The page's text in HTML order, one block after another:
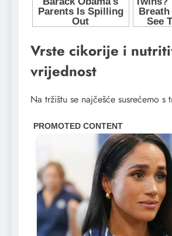
Vrste cikorije i
vrijednost
Na tržištu se najčešće susrećemo s